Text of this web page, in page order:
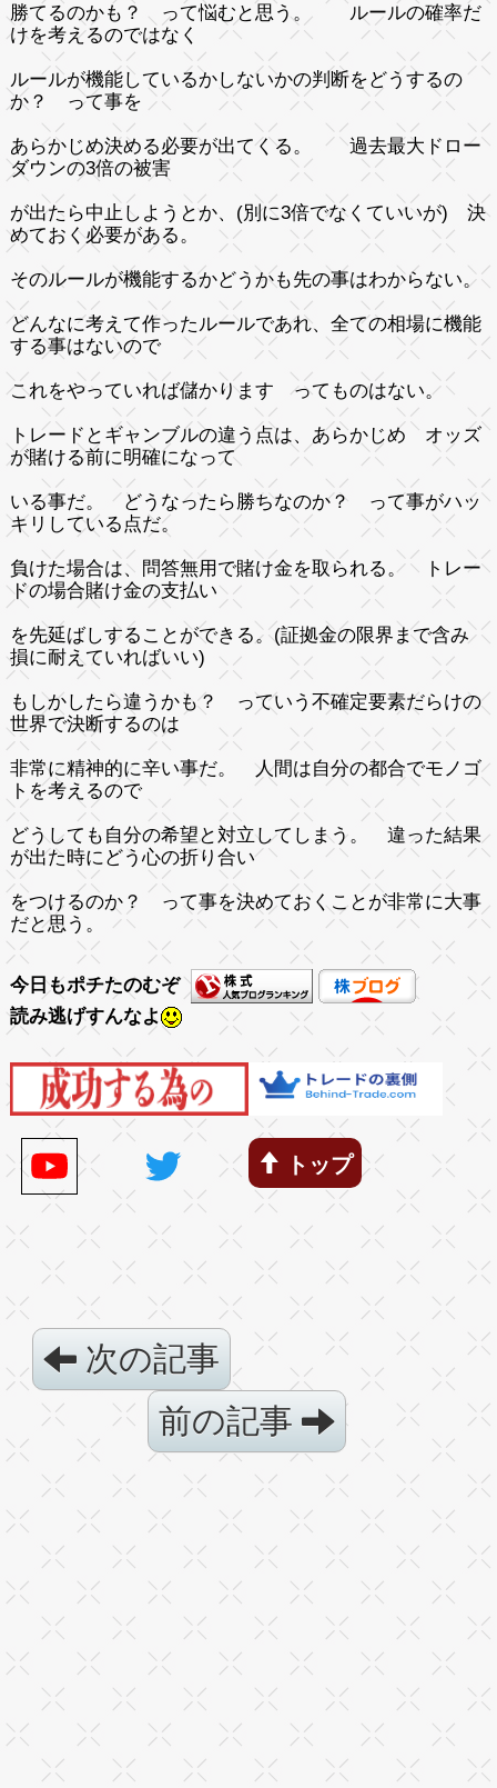
勝てるのかも？ って悩むと思う。 ルールの確率だ
けを考えるのではなく
ルールが機能しているかしないかの判断をどうするの
か？ って事を
あらかじめ決める必要が出てくる。 過去最大ドロー
ダウンの3倍の被害
が出たら中止しようとか、(別に3倍でなくていいが) 決
めておく必要がある。
そのルールが機能するかどうかも先の事はわからない。
どんなに考えて作ったルールであれ、全ての相場に機能
する事はないので
これをやっていれば儲かります ってものはない。
トレードとギャンブルの違う点は、あらかじめ オッズ
が賭ける前に明確になって
いる事だ。 どうなったら勝ちなのか？ って事がハッ
キリしている点だ。
負けた場合は、問答無用で賭け金を取られる。 トレー
ドの場合賭け金の支払い
を先延ばしすることができる。(証拠金の限界まで含み
損に耐えていればいい)
もしかしたら違うかも？ っていう不確定要素だらけの
世界で決断するのは
非常に精神的に辛い事だ。 人間は自分の都合でモノゴ
トを考えるので
どうしても自分の希望と対立してしまう。 違った結果
が出た時にどう心の折り合い
をつけるのか？ って事を決めておくことが非常に大事
だと思う。
今日もポチたのむぞ
読み逃げすんなよ
トップ
次の記事
前の記事